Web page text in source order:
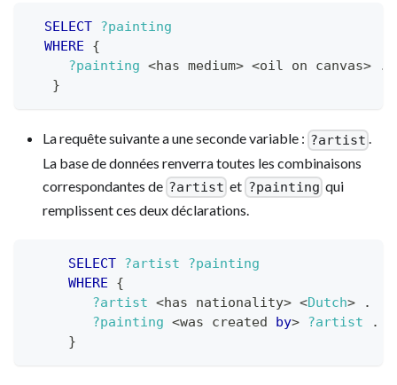
SELECT ?painting
WHERE
{
?painting <has medium> <oil on canvas>
.
}
La requête suivante a une seconde variable : ?artist .
La base de données renverra toutes les combinaisons
correspondantes de ?artist et ?painting qui
remplissent ces deux déclarations.
SELECT ?artist
?painting
WHERE
{
?artist <has nationality> <Dutch>
.
?painting <was created by> ?artist
.
}